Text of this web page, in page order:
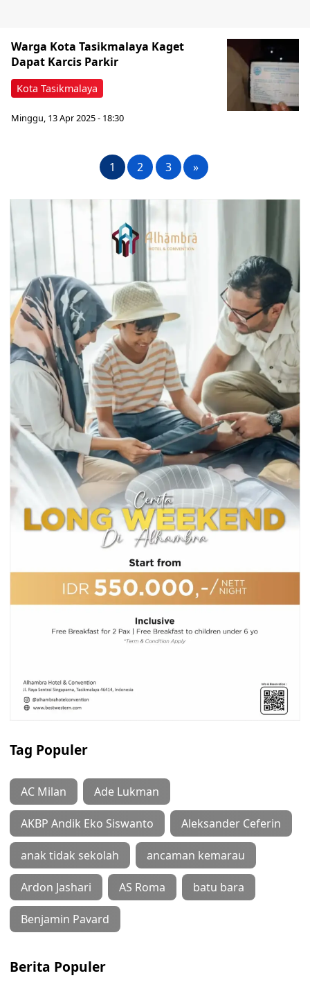
Kota Tasikmalaya
Warga Kota Tasikmalaya Kaget
Dapat Karcis Parkir
Minggu, 13 Apr 2025 - 18:30
1 2 3 »
Tag Populer
AC Milan Ade Lukman
AKBP Andik Eko Siswanto Aleksander Ceferin
anak tidak sekolah ancaman kemarau
Ardon Jashari AS Roma batu bara
Benjamin Pavard
Berita Populer